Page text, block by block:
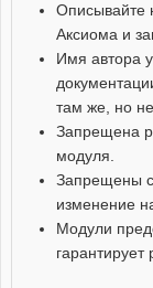
Описывайте
Аксиома и
Имя автора
там же, но
Запрещена
модуля.
Запрещены
изменение
Модули
гарантирует